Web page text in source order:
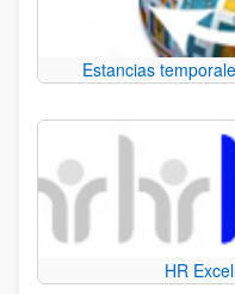
Estancias
HR